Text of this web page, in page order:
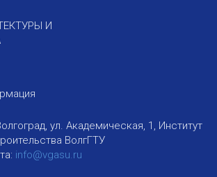
И
ул. Академическая, 1, Институт
ВолгГТУ
info@vgasu.ru